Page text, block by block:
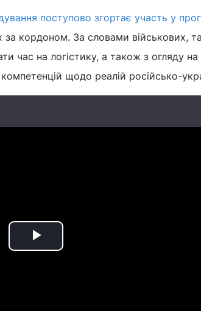
поступово згортає участь у
за кордоном. За словами військових,
час на логістику, а також з огляду на
щодо реалій російсько-
Play